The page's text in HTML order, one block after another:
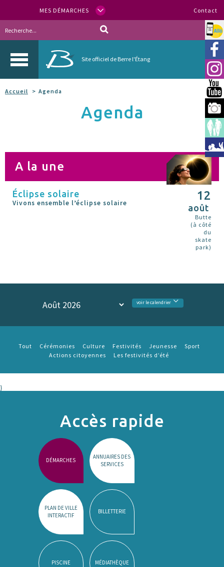
MES DÉMARCHES Contact
Site officiel de Berre l'Étang
Allo
Accueil Agenda
Agenda
A la une
Éclipse solaire
Vivons ensemble l’éclipse solaire
12
août
Butte
(à côté
du
skate
park)
voir le calendrier
Tout Cérémonies Culture Festivités Jeunesse
Sport
Actions citoyennes
Les festivités d’été
}
Accès rapide
DÉMARCHES
ANNUAIRES DES
SERVICES
PLAN DE VILLE
INTERACTIF
BILLETTERIE
PISCINE MÉDIATHÈQUE